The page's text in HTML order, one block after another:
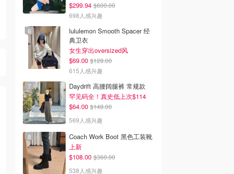
2026韩国电影推荐 | 最新
2026美国即将上映电影推
$299.94 $600.00
698人感兴趣
lululemon Smooth Spacer 经
典卫衣
女生穿出oversized风
$69.00 $128.00
615人感兴趣
Daydrift 高腰阔腿裤 常规款
罕见码全！真史低上次$114
$64.00 $148.00
569人感兴趣
Coach Work Boot 黑色工装靴
上新
$108.00 $360.00
538人感兴趣